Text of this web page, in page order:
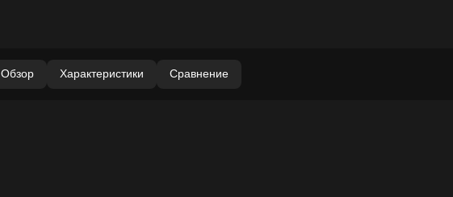
Обзор Характеристики Сравнение